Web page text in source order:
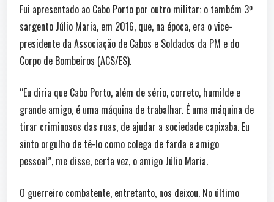
Fui apresentado ao Cabo Porto por outro militar: o também 3º
sargento Júlio Maria, em 2016, que, na época, era o vice-
presidente da Associação de Cabos e Soldados da PM e do
Corpo de Bombeiros (ACS/ES).
“Eu diria que Cabo Porto, além de sério, correto, humilde e
grande amigo, é uma máquina de trabalhar. É uma máquina de
tirar criminosos das ruas, de ajudar a sociedade capixaba. Eu
sinto orgulho de tê-lo como colega de farda e amigo
pessoal”, me disse, certa vez, o amigo Júlio Maria.
O guerreiro combatente, entretanto, nos deixou. No último